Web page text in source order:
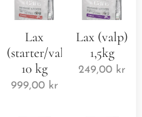
Lax
(starter/valp)
10 kg
999,00kr
Lax (valp)
1,5kg
249,00 kr